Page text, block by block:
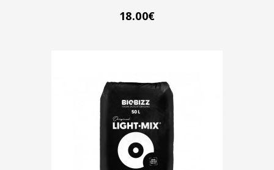
18.00€